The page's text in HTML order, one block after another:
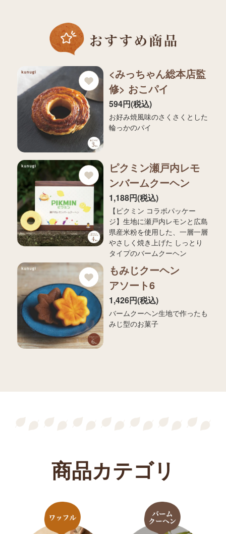
<みっちゃん総本店監
修> おこパイ
594円(税込)
お好み焼風味のさくさくとした
輪っかのパイ
ピクミン瀬戸内レモ
ンバームクーヘン
1,188円(税込)
【ピクミン コラボパッケー
ジ】生地に瀬戸内レモンと広島
県産米粉を使用した、一層一層
やさしく焼き上げた しっとり
タイプのバームクーヘン
もみじクーヘン
アソート6
1,426円(税込)
バームクーヘン生地で作ったも
みじ型のお菓子
商品カテゴリ